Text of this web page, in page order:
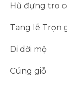
Hũ đựng tro
Tang lễ Trọn
Di dời mộ
Cúng giỗ